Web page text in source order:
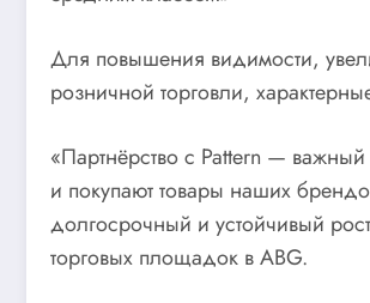
Для повышения видимости,
розничной торговли,
«Партнёрство с Pattern —
и покупают товары наших
долгосрочный и устойчивый
торговых площадок в ABG.